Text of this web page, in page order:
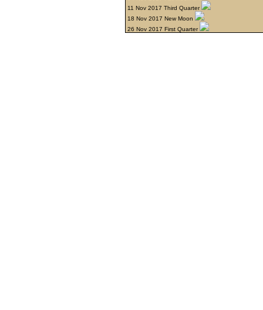
11 Nov 2017 Third Quarter
18 Nov 2017 New Moon
26 Nov 2017 First Quarter